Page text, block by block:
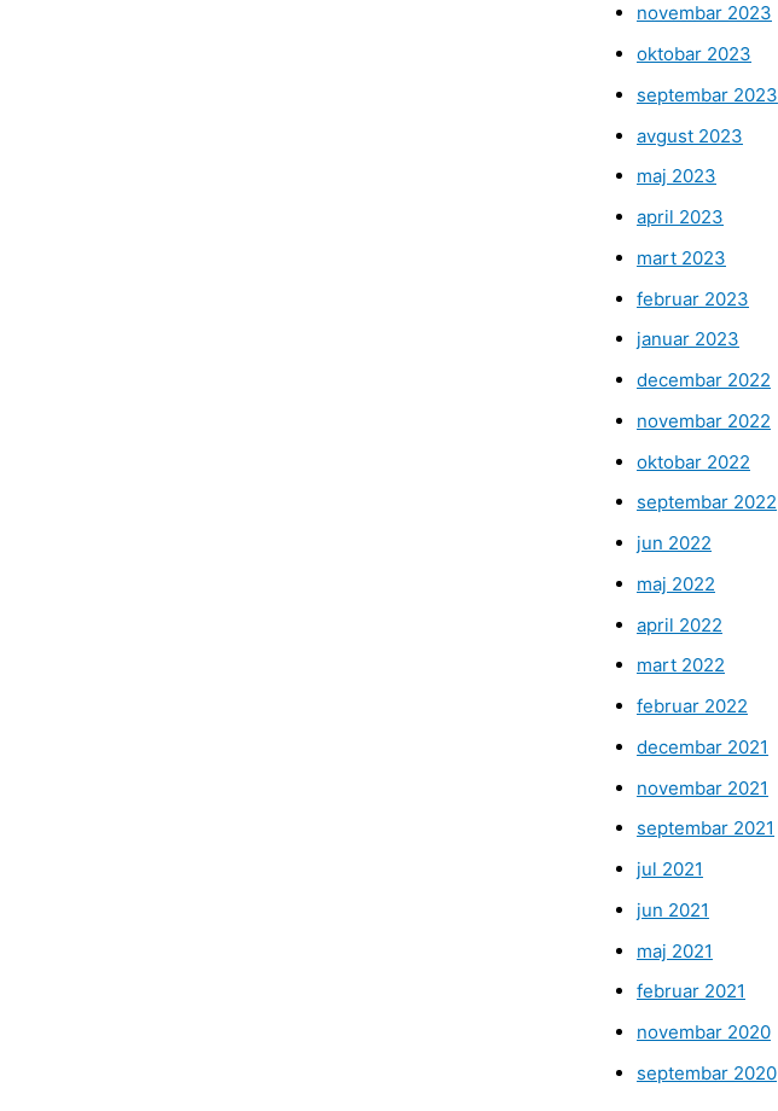
novembar 2023
oktobar 2023
septembar 2023
avgust 2023
maj 2023
april 2023
mart 2023
februar 2023
januar 2023
decembar 2022
novembar 2022
oktobar 2022
septembar 2022
jun 2022
maj 2022
april 2022
mart 2022
februar 2022
decembar 2021
novembar 2021
septembar 2021
jul 2021
jun 2021
maj 2021
februar 2021
novembar 2020
septembar 2020